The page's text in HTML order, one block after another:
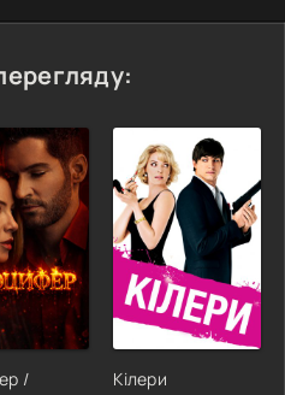
/
Кілери